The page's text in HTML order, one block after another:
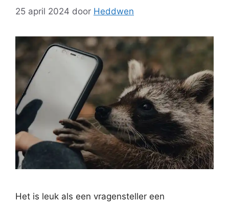
25 april 2024 door Heddwen
Het is leuk als een vragensteller een